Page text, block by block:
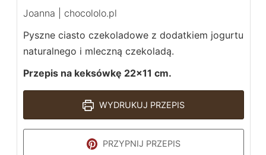
Joanna | chocololo.pl
Pyszne ciasto czekoladowe z dodatkiem jogurtu
naturalnego i mleczną czekoladą.
Przepis na keksówkę 22×11 cm.
WYDRUKUJ PRZEPIS
PRZYPNIJ PRZEPIS